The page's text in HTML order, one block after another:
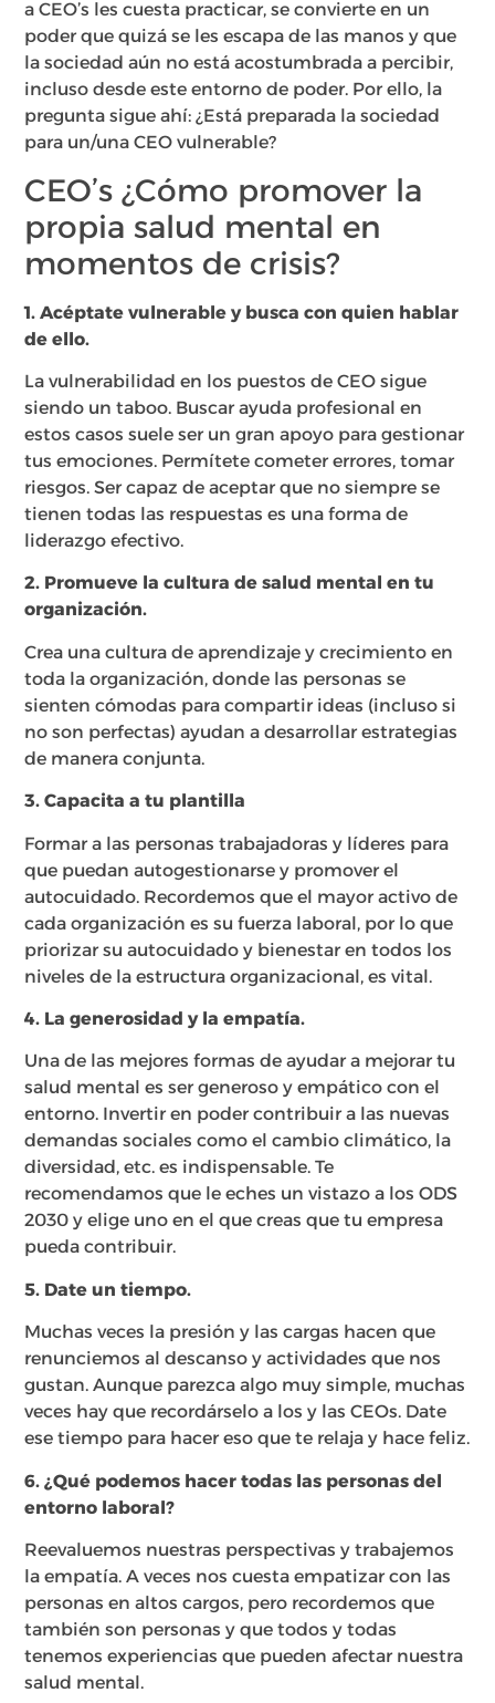
a CEO’s les cuesta practicar, se convierte en un
poder que quizá se les escapa de las manos y que
la sociedad aún no está acostumbrada a percibir,
incluso desde este entorno de poder. Por ello, la
pregunta sigue ahí: ¿Está preparada la sociedad
para un/una CEO vulnerable?
CEO’s ¿Cómo promover la
propia salud mental en
momentos de crisis?
1. Acéptate vulnerable y busca con quien hablar
de ello.
La vulnerabilidad en los puestos de CEO sigue
siendo un taboo. Buscar ayuda profesional en
estos casos suele ser un gran apoyo para gestionar
tus emociones. Permítete cometer errores, tomar
riesgos. Ser capaz de aceptar que no siempre se
tienen todas las respuestas es una forma de
liderazgo efectivo.
2. Promueve la cultura de salud mental en tu
organización.
Crea una cultura de aprendizaje y crecimiento en
toda la organización, donde las personas se
sienten cómodas para compartir ideas (incluso si
no son perfectas) ayudan a desarrollar estrategias
de manera conjunta.
3. Capacita a tu plantilla
Formar a las personas trabajadoras y líderes para
que puedan autogestionarse y promover el
autocuidado. Recordemos que el mayor activo de
cada organización es su fuerza laboral, por lo que
priorizar su autocuidado y bienestar en todos los
niveles de la estructura organizacional, es vital.
4. La generosidad y la empatía.
Una de las mejores formas de ayudar a mejorar tu
salud mental es ser generoso y empático con el
entorno. Invertir en poder contribuir a las nuevas
demandas sociales como el cambio climático, la
diversidad, etc. es indispensable. Te
recomendamos que le eches un vistazo a los ODS
2030 y elige uno en el que creas que tu empresa
pueda contribuir.
5. Date un tiempo.
Muchas veces la presión y las cargas hacen que
renunciemos al descanso y actividades que nos
gustan. Aunque parezca algo muy simple, muchas
veces hay que recordárselo a los y las CEOs. Date
ese tiempo para hacer eso que te relaja y hace feliz.
6. ¿Qué podemos hacer todas las personas del
entorno laboral?
Reevaluemos nuestras perspectivas y trabajemos
la empatía. A veces nos cuesta empatizar con las
personas en altos cargos, pero recordemos que
también son personas y que todos y todas
tenemos experiencias que pueden afectar nuestra
salud mental.